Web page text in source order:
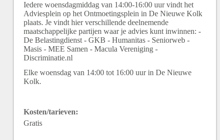
Iedere woensdagmiddag van 14:00-16:00 uur vindt het
Adviesplein op het Ontmoetingsplein in De Nieuwe Kolk
plaats. Je vindt hier verschillende deelnemende
maatschappelijke partijen waar je advies kunt inwinnen: -
De Belastingdienst - GKB - Humanitas - Seniorweb -
Masis - MEE Samen - Macula Vereniging -
Discriminatie.nl
Elke woensdag van 14:00 tot 16:00 uur in De Nieuwe
Kolk.
Kosten/tarieven:
Gratis